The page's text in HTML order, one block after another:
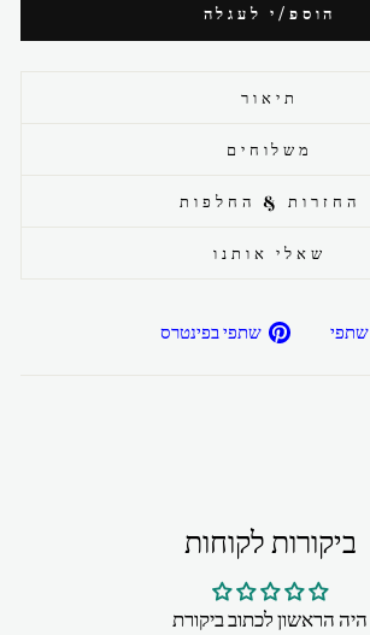
הוספ/י לעגלה
תיאור
משלוחים
החזרות & החלפות
שאלי אותנו
שתפי
שתפ/י שתפי בפינטרס
ביקורות לקוחות
היה הראשון לכתוב ביקורת